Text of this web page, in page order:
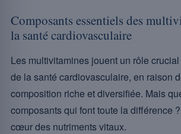
Composants essentiels des
la santé cardiovasculaire
Les multivitamines jouent un rôle
de la santé cardiovasculaire, en raison
composition riche et diversifiée. Mais
composants qui font toute la différence
cœur des nutriments vitaux.